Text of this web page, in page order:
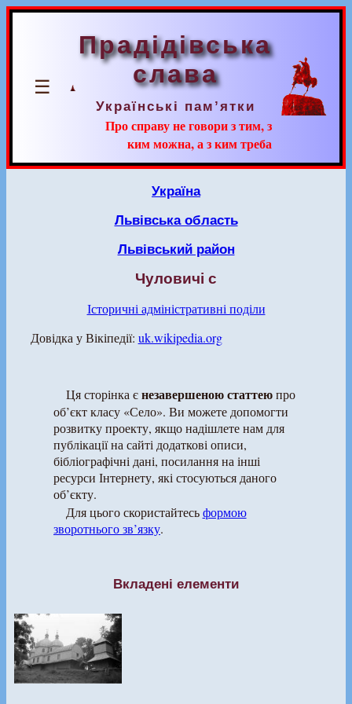
☰
Прадідівська
слава
Українські пам’ятки
Про справу не говори з тим, з
ким можна, а з ким треба
Україна
Львівська область
Львівський район
Чуловичі с
Історичні адміністративні поділи
Довідка у Вікіпедії: uk.wikipedia.org
Ця сторінка єнезавершеною статтеюпро
об’єкт класу «Село». Ви можете допомогти
розвитку проекту, якщо надішлете нам для
публікації на сайті додаткові описи,
бібліографічні дані, посилання на інші
ресурси Інтернету, які стосуються даного
об’єкту.
Для цього скористайтесьформою
зворотнього зв’язку.
Вкладені елементи